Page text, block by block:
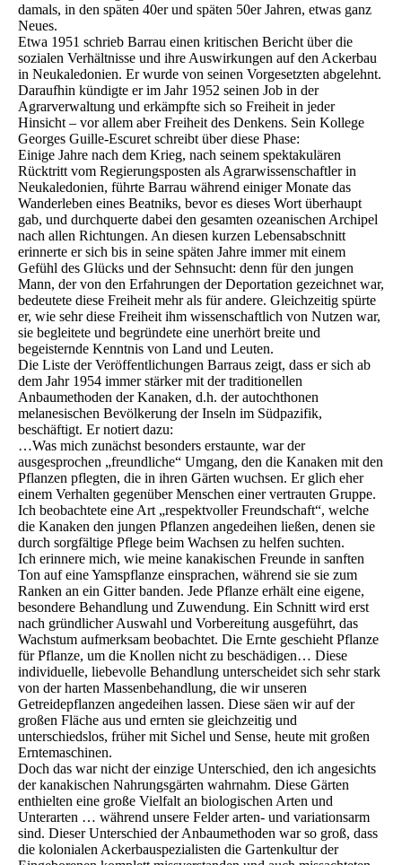
damals, in den späten 40er und späten 50er Jahren, etwas ganz
Neues.
Etwa 1951 schrieb Barrau einen kritischen Bericht über die
sozialen Verhältnisse und ihre Auswirkungen auf den Ackerbau
in Neukaledonien. Er wurde von seinen Vorgesetzten abgelehnt.
Daraufhin kündigte er im Jahr 1952 seinen Job in der
Agrarverwaltung und erkämpfte sich so Freiheit in jeder
Hinsicht – vor allem aber Freiheit des Denkens. Sein Kollege
Georges Guille-Escuret schreibt über diese Phase:
Einige Jahre nach dem Krieg, nach seinem spektakulären
Rücktritt vom Regierungsposten als Agrarwissenschaftler in
Neukaledonien, führte Barrau während einiger Monate das
Wanderleben eines Beatniks, bevor es dieses Wort überhaupt
gab, und durchquerte dabei den gesamten ozeanischen Archipel
nach allen Richtungen. An diesen kurzen Lebensabschnitt
erinnerte er sich bis in seine späten Jahre immer mit einem
Gefühl des Glücks und der Sehnsucht: denn für den jungen
Mann, der von den Erfahrungen der Deportation gezeichnet war,
bedeutete diese Freiheit mehr als für andere. Gleichzeitig spürte
er, wie sehr diese Freiheit ihm wissenschaftlich von Nutzen war,
sie begleitete und begründete eine unerhört breite und
begeisternde Kenntnis von Land und Leuten.
Die Liste der Veröffentlichungen Barraus zeigt, dass er sich ab
dem Jahr 1954 immer stärker mit der traditionellen
Anbaumethoden der Kanaken, d.h. der autochthonen
melanesischen Bevölkerung der Inseln im Südpazifik,
beschäftigt. Er notiert dazu:
…Was mich zunächst besonders erstaunte, war der
ausgesprochen „freundliche“ Umgang, den die Kanaken mit den
Pflanzen pflegten, die in ihren Gärten wuchsen. Er glich eher
einem Verhalten gegenüber Menschen einer vertrauten Gruppe.
Ich beobachtete eine Art „respektvoller Freundschaft“, welche
die Kanaken den jungen Pflanzen angedeihen ließen, denen sie
durch sorgfältige Pflege beim Wachsen zu helfen suchten.
Ich erinnere mich, wie meine kanakischen Freunde in sanften
Ton auf eine Yamspflanze einsprachen, während sie sie zum
Ranken an ein Gitter banden. Jede Pflanze erhält eine eigene,
besondere Behandlung und Zuwendung. Ein Schnitt wird erst
nach gründlicher Auswahl und Vorbereitung ausgeführt, das
Wachstum aufmerksam beobachtet. Die Ernte geschieht Pflanze
für Pflanze, um die Knollen nicht zu beschädigen… Diese
individuelle, liebevolle Behandlung unterscheidet sich sehr stark
von der harten Massenbehandlung, die wir unseren
Getreidepflanzen angedeihen lassen. Diese säen wir auf der
großen Fläche aus und ernten sie gleichzeitig und
unterschiedslos, früher mit Sichel und Sense, heute mit großen
Erntemaschinen.
Doch das war nicht der einzige Unterschied, den ich angesichts
der kanakischen Nahrungsgärten wahrnahm. Diese Gärten
enthielten eine große Vielfalt an biologischen Arten und
Unterarten … während unsere Felder arten- und variationsarm
sind. Dieser Unterschied der Anbaumethoden war so groß, dass
die kolonialen Ackerbauspezialisten die Gartenkultur der